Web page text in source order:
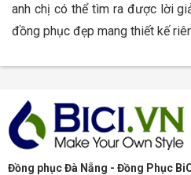
anh chị có thể tìm ra được lời
đồng phục đẹp mang thiết kế
Đồng phục Đà Nẵng - Đồng Phục